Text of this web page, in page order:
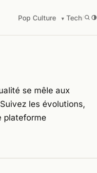
Pop Culture Tech/
se mêle aux
les évolutions,
plateforme